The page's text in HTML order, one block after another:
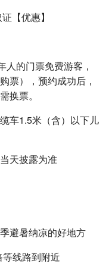
【优惠】
的门票免费游客，
票），预约成功后，
换票。
车1.5米（含）以下儿
天披露为准
避暑纳凉的好地方
线路到附近